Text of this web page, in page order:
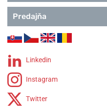
Predajňa
Linkedin
Instagram
Twitter